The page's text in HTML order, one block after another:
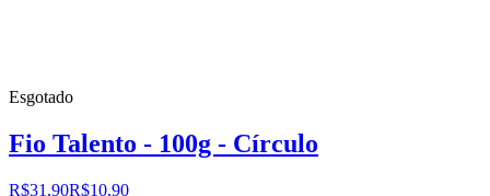
Esgotado
Fio Talento - 100g - Círculo
R$31,90R$10,90